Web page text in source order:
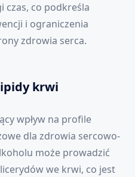
czas, co podkreśla
i ograniczenia
zdrowia serca.
krwi
wpływ na profile
dla zdrowia sercowo-
może prowadzić
we krwi, co jest